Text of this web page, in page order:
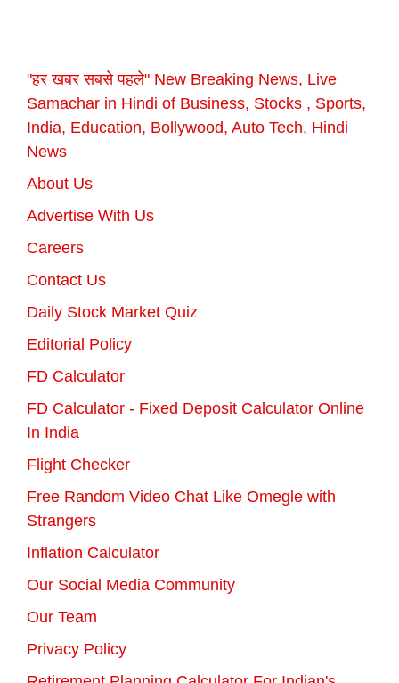
"हर खबर सबसे पहले" New Breaking News, Live
Samachar in Hindi of Business, Stocks , Sports,
India, Education, Bollywood, Auto Tech, Hindi
News
About Us
Advertise With Us
Careers
Contact Us
Daily Stock Market Quiz
Editorial Policy
FD Calculator
FD Calculator - Fixed Deposit Calculator Online
In India
Flight Checker
Free Random Video Chat Like Omegle with
Strangers
Inflation Calculator
Our Social Media Community
Our Team
Privacy Policy